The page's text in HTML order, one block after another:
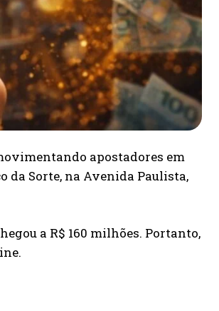
apostadores em
da Sorte, na Avenida Paulista,
a R$ 160 milhões. Portanto,